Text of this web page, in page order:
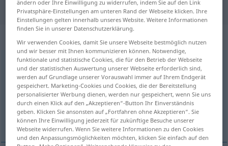
Übersetzung
„Kompression“ : Femininum, weiblich
Kompressionf
Übersicht aller Übersetzungen
(Für mehr Details die Übersetzung anklicken/antippen)
kompression
ändern oder Ihre Einwilligung zu widerrufen, indem Sie auf den Link
Privatsphäre-Einstellungen am unteren Rand der Webseite klicken. Ihre
Einstellungen gelten innerhalb unseres Website. Weitere Informationen
finden Sie in unserer Datenschutzerklärung.
Wir verwenden Cookies, damit Sie unsere Webseite bestmöglich nutzen
und wir besser mit Ihnen kommunizieren können. Notwendige,
funktionale und statistische Cookies, die für den Betrieb der Webseite
und der statistischen Auswertung unserer Webseite erforderlich sind,
werden auf Grundlage unserer Vorauswahl immer auf Ihrem Endgerät
gespeichert. Marketing-Cookies und Cookies, die der Bereitstellung
personalisierter Werbung dienen, werden nur gespeichert, wenn Sie uns
durch einen Klick auf den „Akzeptieren“-Button Ihr Einverständnis
geben. Klicken Sie ansonsten auf „Fortfahren ohne Akzeptieren“. Sie
können Ihre Einwilligung jederzeit für zukünftige Besuche unserer
Webseite widerrufen. Wenn Sie weitere Informationen zu den Cookies
und den Anpassungsmöglichkeiten möchten, klicken Sie einfach auf den